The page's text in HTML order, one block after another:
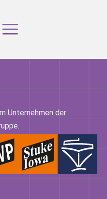
Unternehmen der